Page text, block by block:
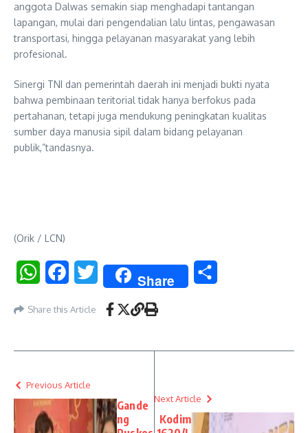
anggota Dalwas semakin siap menghadapi tantangan
lapangan, mulai dari pengendalian lalu lintas, pengawasan
transportasi, hingga pelayanan masyarakat yang lebih
profesional.
Sinergi TNI dan pemerintah daerah ini menjadi bukti nyata
bahwa pembinaan teritorial tidak hanya berfokus pada
pertahanan, tetapi juga mendukung peningkatan kualitas
sumber daya manusia sipil dalam bidang pelayanan
publik,”tandasnya.
(Orik / LCN)
WhatsAppFacebookTwitter Share
Share this Article
Previous Article
Gande
ng
Next Article
Kodim